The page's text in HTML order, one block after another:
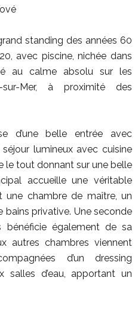
standing des années 60
avec piscine, nichée dans
au calme absolu sur les
sur-Mer, à proximité des
d’une belle entrée avec
lumineux avec cuisine
le tout donnant sur une belle
accueille une véritable
une chambre de maître, un
bains privative. Une seconde
bénéficie également de sa
autres chambres viennent
d’un dressing
salles d’eau, apportant un